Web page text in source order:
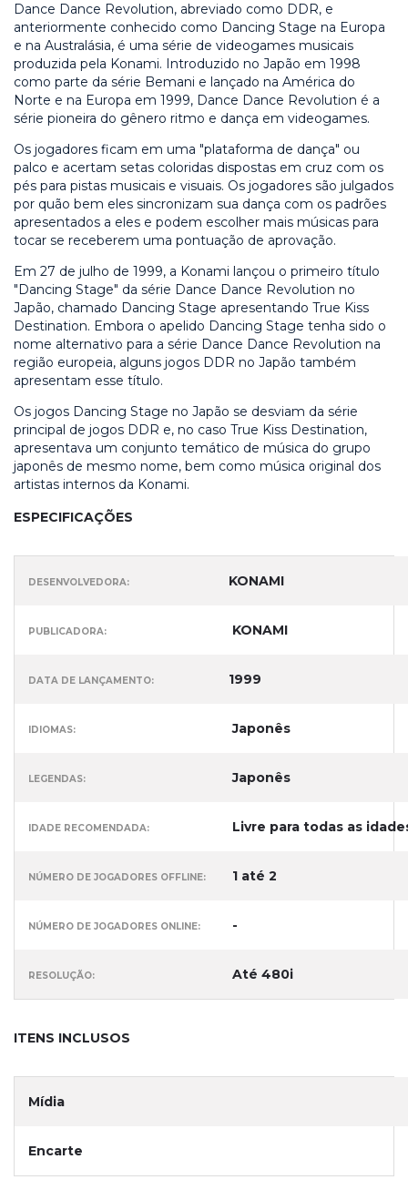
Dance Dance Revolution, abreviado como DDR, e
anteriormente conhecido como Dancing Stage na Europa
e na Australásia, é uma série de videogames musicais
produzida pela Konami. Introduzido no Japão em 1998
como parte da série Bemani e lançado na América do
Norte e na Europa em 1999, Dance Dance Revolution é a
série pioneira do gênero ritmo e dança em videogames.
Os jogadores ficam em uma "plataforma de dança" ou
palco e acertam setas coloridas dispostas em cruz com os
pés para pistas musicais e visuais. Os jogadores são julgados
por quão bem eles sincronizam sua dança com os padrões
apresentados a eles e podem escolher mais músicas para
tocar se receberem uma pontuação de aprovação.
Em 27 de julho de 1999, a Konami lançou o primeiro título
"Dancing Stage" da série Dance Dance Revolution no
Japão, chamado Dancing Stage apresentando True Kiss
Destination. Embora o apelido Dancing Stage tenha sido o
nome alternativo para a série Dance Dance Revolution na
região europeia, alguns jogos DDR no Japão também
apresentam esse título.
Os jogos Dancing Stage no Japão se desviam da série
principal de jogos DDR e, no caso True Kiss Destination,
apresentava um conjunto temático de música do grupo
japonês de mesmo nome, bem como música original dos
artistas internos da Konami.
ESPECIFICAÇÕES
DESENVOLVEDORA: KONAMI
PUBLICADORA: KONAMI
DATA DE LANÇAMENTO: 1999
IDIOMAS: Japonês
LEGENDAS: Japonês
IDADE RECOMENDADA: Livre para todas as
NÚMERO DE JOGADORES OFFLINE: 1 até 2
NÚMERO DE JOGADORES ONLINE: -
RESOLUÇÃO: Até 480i
ITENS INCLUSOS
Mídia
Encarte